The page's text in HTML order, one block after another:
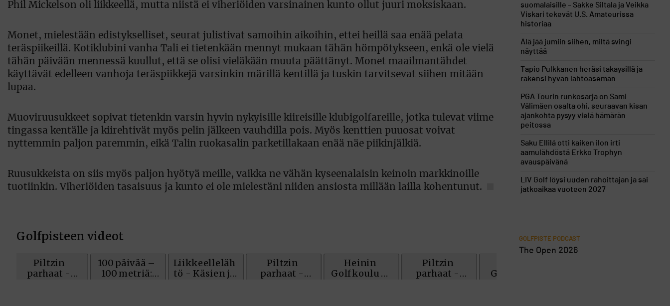
Phil Mickelson oli liikkeellä, mutta niistä ei viheriöiden varsinainen kunto ollut juuri moksiskaan.
Monet, mielestään edistykselliset, seurat julistivat samoihin aikoihin, ettei heillä saa enää pelata
teräspiikeillä. Kotiklubini vanha Tali ei tietenkään mennyt mukaan tähän hömpötykseen, enkä ole vielä
tähän päivään mennessä kuullut, että se olisi vieläkään muuta päättänyt. Monet maailmantähdet
käyttävät edelleen vanhoja teräspiikkejä varsinkin märillä kentillä ja tuskin tarvitsevat siihen mitään
lupaa.
Muoviruusukkeet sopivat tietenkin varsin hyvin nykyisille kiireisille klubigolfareille, jotka tulevat viime
tingassa kentälle ja kiirehtivät myös pelin jälkeen vauhdilla pois. Myös kenttien puuosat voivat
nyttemmin paljon paremmin, eikä Talin ruokasalin parketillakaan enää näe piikinjälkiä.
Ruusukkeista on siis myös paljon hyötyä meille, vaikka ne vähän kyseenalaisin keinoin markkinoille
tuotiinkin. Viheriöiden tasaisuus ja kunto ei ole mielestäni niiden ansiosta millään lailla kohentunut.
suomalaisille – Sakke Siltala ja Veikka
Viskari tekevät U.S. Amateurissa
historiaa
Älä jää jumiin siihen, miltä svingi
näyttää
Tapio Pulkkanen heräsi takaysillä ja
rakensi hyvän lähtöaseman
PGA Tourin runkosarja on Sami
Välimäen osalta ohi, seuraavan kisan
ajankohta pysyy vielä hämärän
peitossa
Saku Ellilä otti kaiken ilon irti
aamulähdöstä Erkko Trophyn
avauspäivänä
LIV Golf löysi uuden rahoittajan ja sai
jatkoaikaa vuoteen 2027
GOLFPISTE PODCAST
The Open 2026